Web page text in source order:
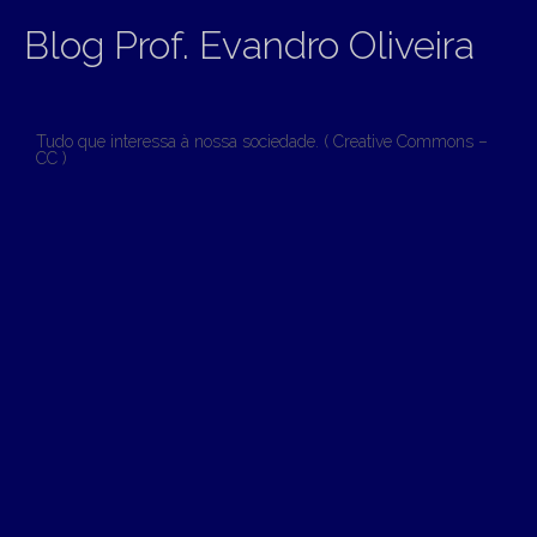
Blog Prof. Evandro Oliveira
Tudo que interessa à nossa sociedade. ( Creative Commons –
CC )